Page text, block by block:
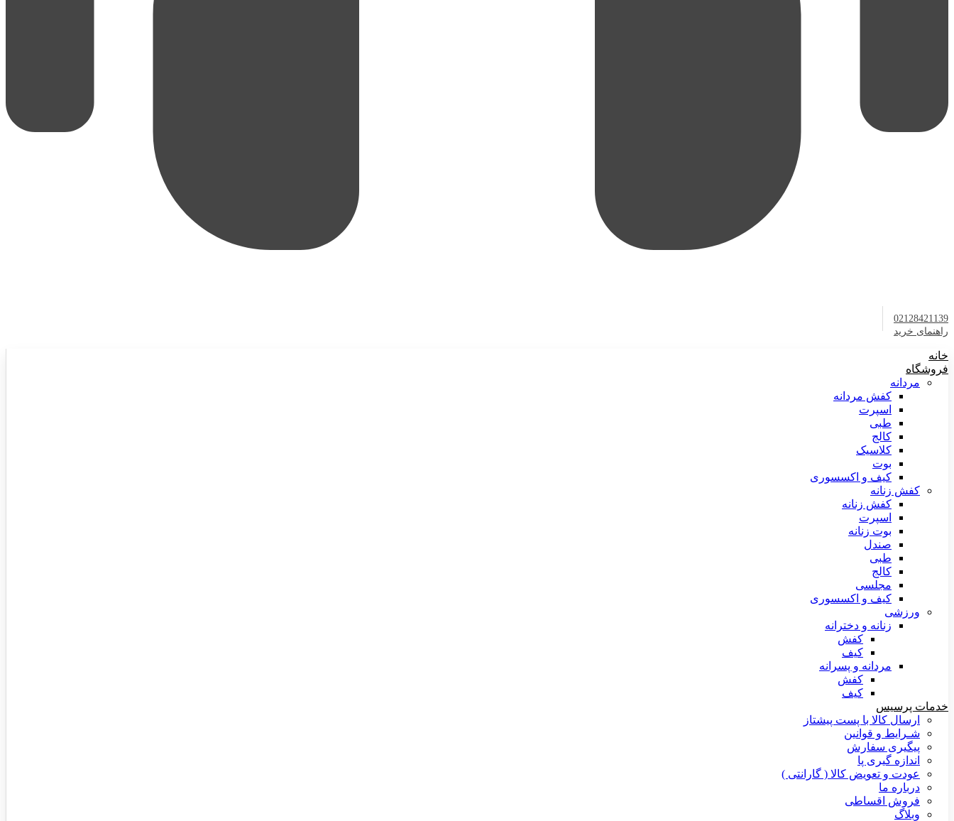
02128421139
راهنمای خرید
خانه
فروشگاه
مردانه
کفش مردانه
اسپرت
طبی
کالج
کلاسیک
بوت
کیف و اکسسوری
کفش زنانه
کفش زنانه
اسپرت
بوت زنانه
صندل
طبی
کالج
مجلسی
کیف و اکسسوری
ورزشی
زنانه و دخترانه
کفش
کیف
مردانه و پسرانه
کفش
کیف
خدمات پرسیس
ارسال کالا با پست پیشتاز
شـرایط و قوانین
پیگیری سفارش
اندازه گیری پا
عودت و تعویض کالا ( گارانتی )
درباره ما
فروش اقساطی
وبلاگ